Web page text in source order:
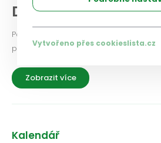
Diskuse a názory
Podělte se i vy o své zkušenosti a
problémy a možnosti jejich řešení.
Zobrazit více
Kalendář
Vytvořeno přes cookieslista.cz